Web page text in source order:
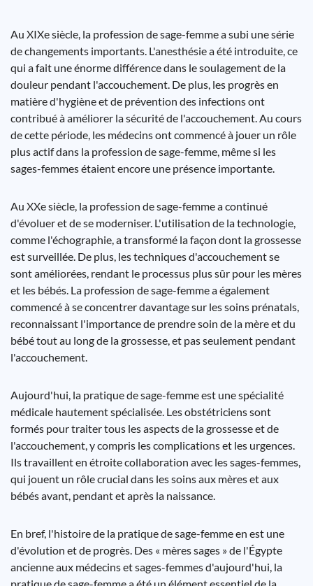
Au XIXe siècle, la profession de sage-femme a subi une série
de changements importants. L'anesthésie a été introduite, ce
qui a fait une énorme différence dans le soulagement de la
douleur pendant l'accouchement. De plus, les progrès en
matière d'hygiène et de prévention des infections ont
contribué à améliorer la sécurité de l'accouchement. Au cours
de cette période, les médecins ont commencé à jouer un rôle
plus actif dans la profession de sage-femme, même si les
sages-femmes étaient encore une présence importante.
Au XXe siècle, la profession de sage-femme a continué
d'évoluer et de se moderniser. L'utilisation de la technologie,
comme l'échographie, a transformé la façon dont la grossesse
est surveillée. De plus, les techniques d'accouchement se
sont améliorées, rendant le processus plus sûr pour les mères
et les bébés. La profession de sage-femme a également
commencé à se concentrer davantage sur les soins prénatals,
reconnaissant l'importance de prendre soin de la mère et du
bébé tout au long de la grossesse, et pas seulement pendant
l'accouchement.
Aujourd'hui, la pratique de sage-femme est une spécialité
médicale hautement spécialisée. Les obstétriciens sont
formés pour traiter tous les aspects de la grossesse et de
l'accouchement, y compris les complications et les urgences.
Ils travaillent en étroite collaboration avec les sages-femmes,
qui jouent un rôle crucial dans les soins aux mères et aux
bébés avant, pendant et après la naissance.
En bref, l'histoire de la pratique de sage-femme en est une
d'évolution et de progrès. Des « mères sages » de l'Égypte
ancienne aux médecins et sages-femmes d'aujourd'hui, la